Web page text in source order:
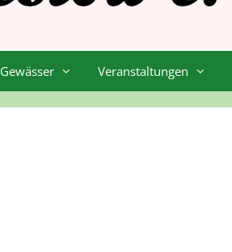
Gewässer Veranstaltungen